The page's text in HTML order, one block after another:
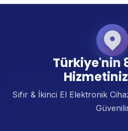
Türkiye'nin
Sıfır & İkinci El Elektronik